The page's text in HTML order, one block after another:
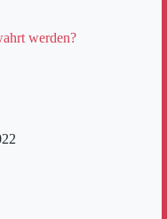
werden?